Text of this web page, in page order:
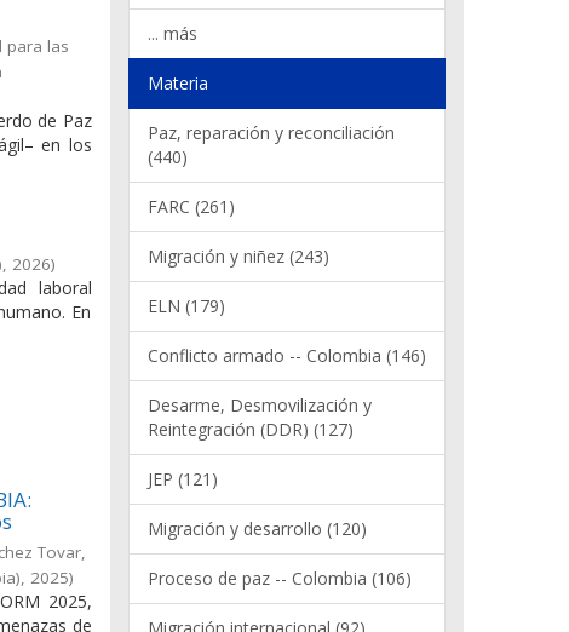
para las
de Paz
en los
, 2026)
laboral
En
Tovar,
, 2025)
2025,
de
... más
Materia
Paz, reparación y reconciliación
(440)
FARC (261)
Migración y niñez (243)
ELN (179)
Conflicto armado -- Colombia (146)
Desarme, Desmovilización y
Reintegración (DDR) (127)
JEP (121)
Migración y desarrollo (120)
Proceso de paz -- Colombia (106)